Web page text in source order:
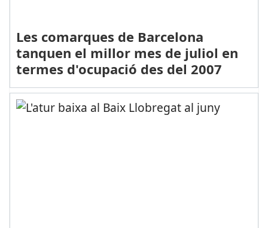
Les comarques de Barcelona
tanquen el millor mes de juliol en
termes d'ocupació des del 2007